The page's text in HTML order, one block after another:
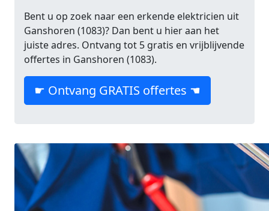
Bent u op zoek naar een erkende elektricien uit
Ganshoren (1083)? Dan bent u hier aan het
juiste adres. Ontvang tot 5 gratis en vrijblijvende
offertes in Ganshoren (1083).
☛ Ontvang GRATIS offertes ☚